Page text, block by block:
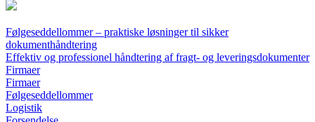
Følgeseddellommer – praktiske løsninger til sikker
dokumenthåndtering
Effektiv og professionel håndtering af fragt- og leveringsdokumenter
Firmaer
Firmaer
Følgeseddellommer
Logistik